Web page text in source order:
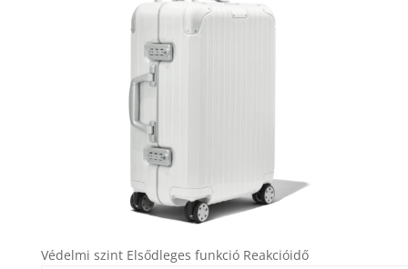
Védelmi szint Elsődleges funkció Reakcióidő